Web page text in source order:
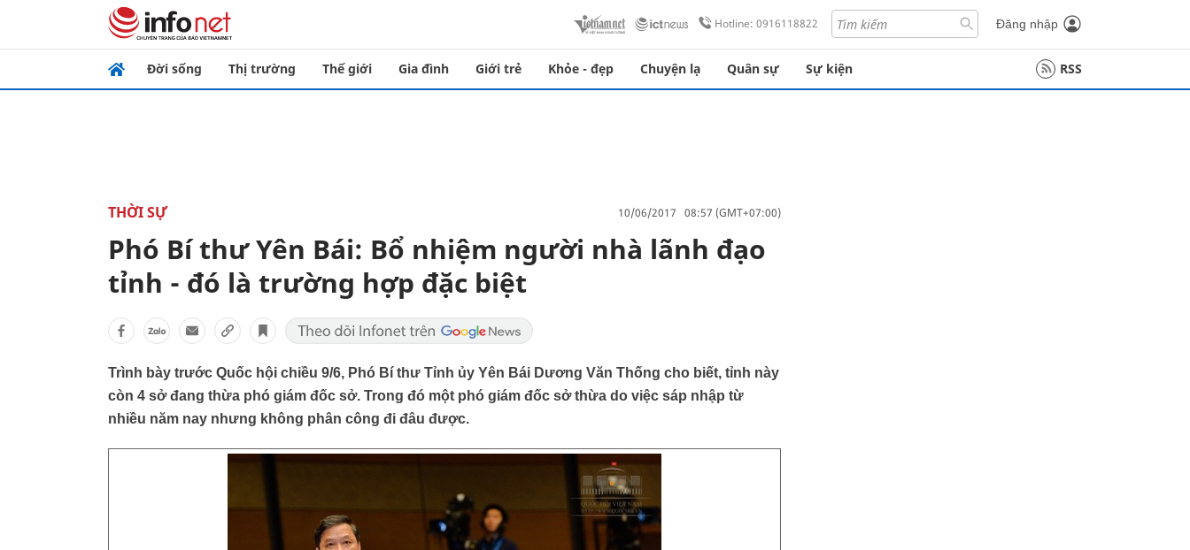
Hotline: 0916118822 Đăng nhập
Đời sống Thị trường Thế giới Gia đình Giới trẻ Khỏe - đẹp Chuyện lạ Quân sự Sự kiện RSS
THỜI SỰ 10/06/2017 08:57 (GMT+07:00)
Phó Bí thư Yên Bái: Bổ nhiệm người nhà lãnh đạo
tỉnh - đó là trường hợp đặc biệt
Trình bày trước Quốc hội chiều 9/6, Phó Bí thư Tỉnh ủy Yên Bái Dương Văn Thống cho biết, tỉnh này
còn 4 sở đang thừa phó giám đốc sở. Trong đó một phó giám đốc sở thừa do việc sáp nhập từ
nhiều năm nay nhưng không phân công đi đâu được.